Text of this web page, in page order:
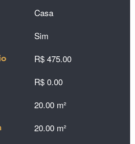
Casa
Sim
R$ 475.00
R$ 0.00
20.00 m²
20.00 m²